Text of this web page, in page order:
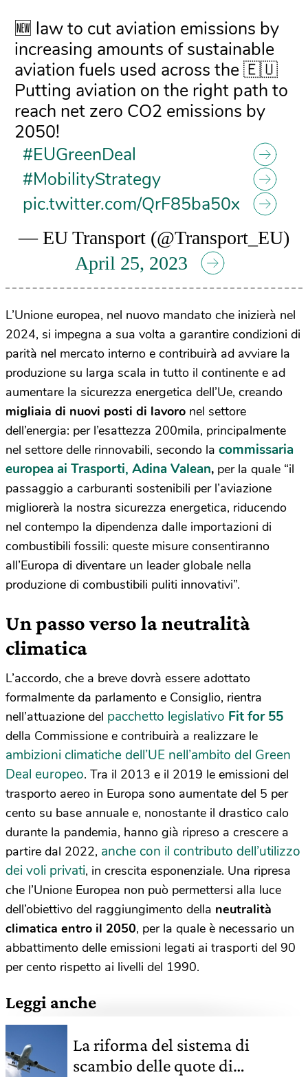
🆕 law to cut aviation emissions by
increasing amounts of sustainable
aviation fuels used across the 🇪🇺
Putting aviation on the right path to
reach net zero CO2 emissions by
2050!
#EUGreenDeal
#MobilityStrategy
pic.twitter.com/QrF85ba50x
— EU Transport (@Transport_EU)
April 25, 2023
L’Unione europea, nel nuovo mandato che inizierà nel
2024, si impegna a sua volta a garantire condizioni di
parità nel mercato interno e contribuirà ad avviare la
produzione su larga scala in tutto il continente e ad
aumentare la sicurezza energetica dell’Ue, creando
migliaia di nuovi posti di lavoro nel settore
dell’energia: per l’esattezza 200mila, principalmente
nel settore delle rinnovabili, secondo la commissaria
europea ai Trasporti, Adina Valean, per la quale “il
passaggio a carburanti sostenibili per l’aviazione
migliorerà la nostra sicurezza energetica, riducendo
nel contempo la dipendenza dalle importazioni di
combustibili fossili: queste misure consentiranno
all’Europa di diventare un leader globale nella
produzione di combustibili puliti innovativi”.
Un passo verso la neutralità
climatica
L’accordo, che a breve dovrà essere adottato
formalmente da parlamento e Consiglio, rientra
nell’attuazione del pacchetto legislativo Fit for 55
della Commissione e contribuirà a realizzare le
ambizioni climatiche dell’UE nell’ambito del Green
Deal europeo. Tra il 2013 e il 2019 le emissioni del
trasporto aereo in Europa sono aumentate del 5 per
cento su base annuale e, nonostante il drastico calo
durante la pandemia, hanno già ripreso a crescere a
partire dal 2022, anche con il contributo dell’utilizzo
dei voli privati, in crescita esponenziale. Una ripresa
che l’Unione Europea non può permettersi alla luce
dell’obiettivo del raggiungimento della neutralità
climatica entro il 2050, per la quale è necessario un
abbattimento delle emissioni legati ai trasporti del 90
per cento rispetto ai livelli del 1990.
Leggi anche
La riforma del sistema di
scambio delle quote di